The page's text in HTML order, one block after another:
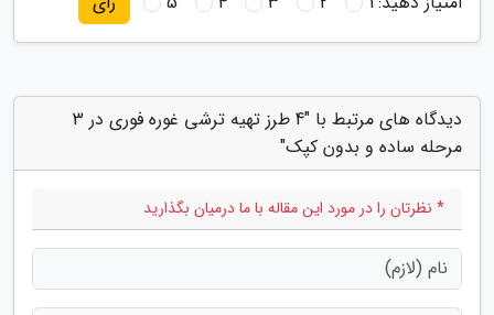
دیدگاه های مرتبط با "4 طرز تهیه ترشی غوره فوری در 3
مرحله ساده و بدون کپک"
* نظرتان را در مورد این مقاله با ما درمیان بگذارید